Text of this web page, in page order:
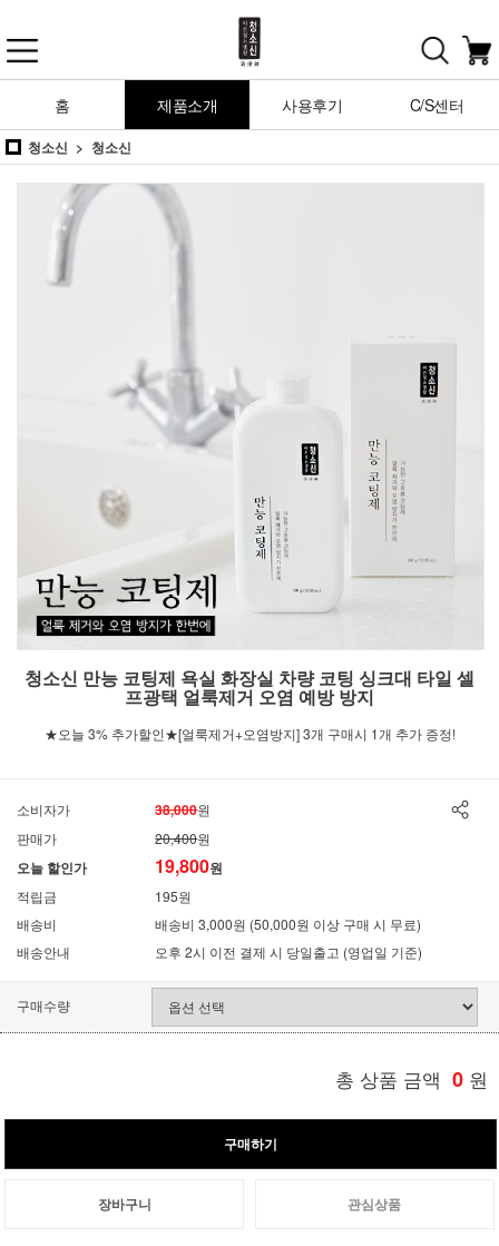
홈 제품소개 사용후기 C/S센터
청소신 청소신
청소신 만능 코팅제 욕실 화장실 차량 코팅 싱크대 타일 셀
프광택 얼룩제거 오염 예방 방지
★오늘 3% 추가할인★[얼룩제거+오염방지] 3개 구매시 1개 추가 증정!
소비자가 38,000원
판매가
20,400원
오늘 할인가 19,800원
적립금
195원
배송비
배송비 3,000원 (50,000원 이상 구매 시 무료)
배송안내
오후 2시 이전 결제 시 당일출고 (영업일 기준)
구매수량
총 상품 금액 0 원
구매하기
장바구니 관심상품